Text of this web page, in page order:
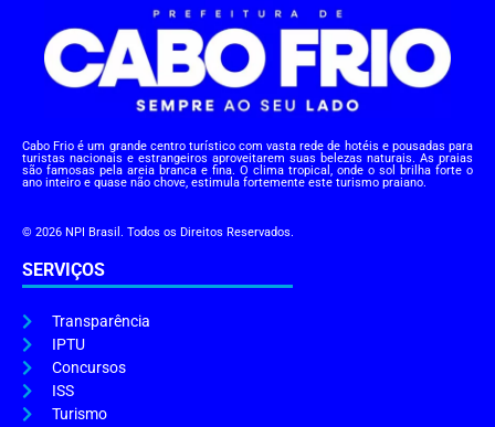
Cabo Frio é um grande centro turístico com vasta rede de hotéis e pousadas para
turistas nacionais e estrangeiros aproveitarem suas belezas naturais. As praias
são famosas pela areia branca e fina. O clima tropical, onde o sol brilha forte o
ano inteiro e quase não chove, estimula fortemente este turismo praiano.
© 2026 NPI Brasil. Todos os Direitos Reservados.
SERVIÇOS
Transparência
IPTU
Concursos
ISS
Turismo